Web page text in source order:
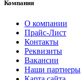
Компания
О компании
Прайс-Лист
Контакты
Реквизиты
Вакансии
Наши партнеры